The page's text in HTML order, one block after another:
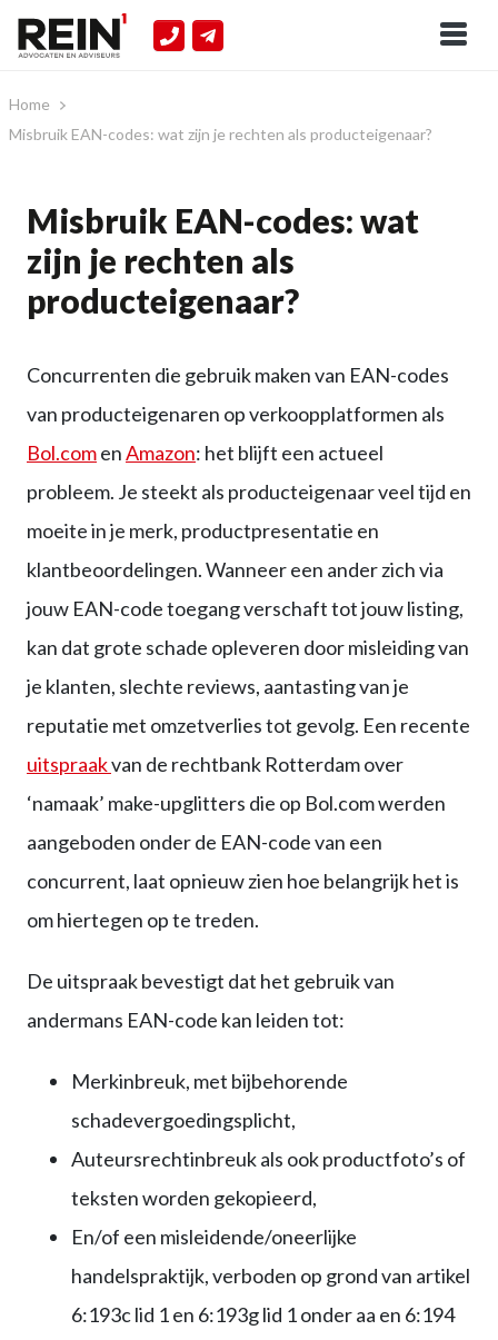
Home
Misbruik EAN-codes: wat zijn je rechten als producteigenaar?
Misbruik EAN-codes: wat
zijn je rechten als
producteigenaar?
Concurrenten die gebruik maken van EAN-codes
van producteigenaren op verkoopplatformen als
Bol.comenAmazon: het blijft een actueel
probleem. Je steekt als producteigenaar veel tijd en
moeite in je merk, productpresentatie en
klantbeoordelingen. Wanneer een ander zich via
jouw EAN-code toegang verschaft tot jouw listing,
kan dat grote schade opleveren door misleiding van
je klanten, slechte reviews, aantasting van je
reputatie met omzetverlies tot gevolg. Een recente
uitspraakvan de rechtbank Rotterdam over
‘namaak’ make-upglitters die op Bol.com werden
aangeboden onder de EAN-code van een
concurrent, laat opnieuw zien hoe belangrijk het is
om hiertegen op te treden.
De uitspraak bevestigt dat het gebruik van
andermans EAN-code kan leiden tot:
Merkinbreuk, met bijbehorende
schadevergoedingsplicht,
Auteursrechtinbreuk als ook productfoto’s of
teksten worden gekopieerd,
En/of een misleidende/oneerlijke
handelspraktijk, verboden op grond van artikel
6:193c lid 1 en 6:193g lid 1 onder aa en 6:194